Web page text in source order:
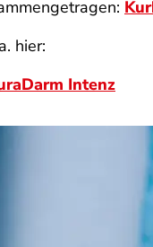
hier:
Intenz